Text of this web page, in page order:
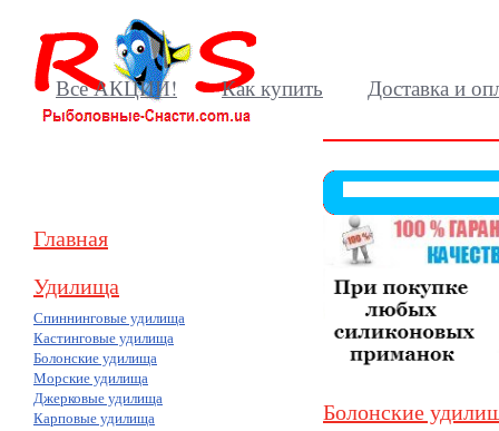
Все АКЦИИ! Как купить Доставка и
Главная
Удилища
Спиннинговые удилища
Кастинговые удилища
Болонские удилища
Морские удилища
Джерковые удилища
Карповые удилища
Болонские